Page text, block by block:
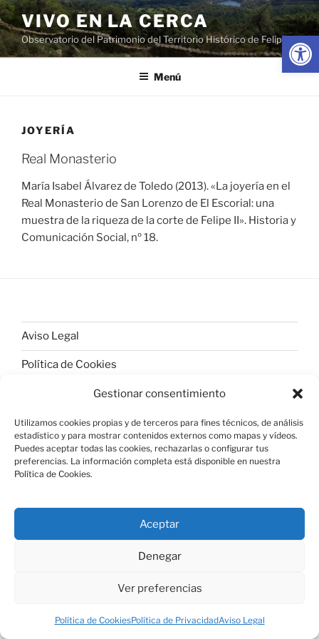
Abrir
Gestionar consentimiento
Utilizamos cookies propias y de terceros para fines técnicos, de análisis
estadístico y para mostrar contenidos externos como mapas y vídeos.
Puedes aceptar todas las cookies, rechazarlas o configurar tus
preferencias. La información completa está disponible en nuestra
Política de Cookies.
Aceptar
Denegar
Ver preferencias
Política de CookiesPolítica de PrivacidadAviso Legal
Saltar
al
contenido
VIVO EN LA CERCA
Observatorio del Patrimonio del Territorio Histórico de Felipe II
Menú
JOYERÍA
Real Monasterio
María Isabel Álvarez de Toledo (2013). «La joyería en el
Real Monasterio de San Lorenzo de El Escorial: una
muestra de la riqueza de la corte de Felipe II». Historia y
Comunicación Social, nº 18.
Aviso Legal
Política de Cookies
Política de Privacidad Funciona gracias a WordPress